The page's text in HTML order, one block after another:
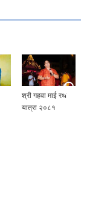
श्री गहवा माई रथ
यात्रा २०८१